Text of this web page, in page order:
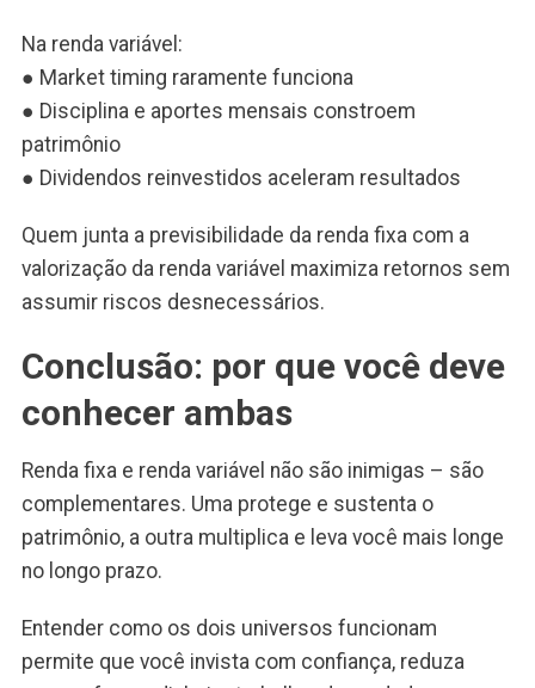
Na renda variável:
● Market timing raramente funciona
● Disciplina e aportes mensais constroem
patrimônio
● Dividendos reinvestidos aceleram resultados
Quem junta a previsibilidade da renda fixa com a
valorização da renda variável maximiza retornos sem
assumir riscos desnecessários.
Conclusão: por que você deve
conhecer ambas
Renda fixa e renda variável não são inimigas – são
complementares. Uma protege e sustenta o
patrimônio, a outra multiplica e leva você mais longe
no longo prazo.
Entender como os dois universos funcionam
permite que você invista com confiança, reduza